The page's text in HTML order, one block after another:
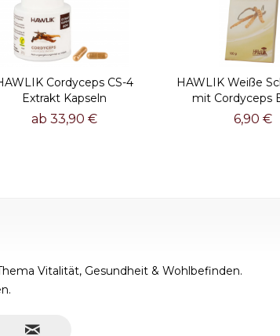
Cordyceps CS-4
Extrakt Kapseln
ab 33,90 €
HAWLIK Weiße
mit Cordyceps
6,90 €
Vitalität, Gesundheit & Wohlbefinden.